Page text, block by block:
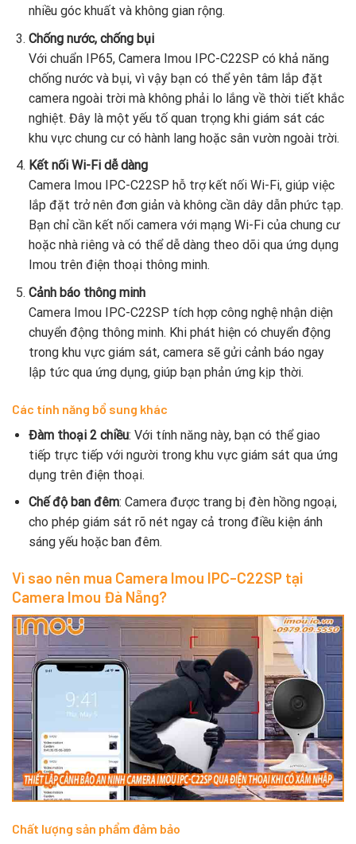
nhiều góc khuất và không gian rộng.
Chống nước, chống bụi
Với chuẩn IP65, Camera Imou IPC-C22SP có khả năng
chống nước và bụi, vì vậy bạn có thể yên tâm lắp đặt
camera ngoài trời mà không phải lo lắng về thời tiết khắc
nghiệt. Đây là một yếu tố quan trọng khi giám sát các
khu vực chung cư có hành lang hoặc sân vườn ngoài trời.
Kết nối Wi-Fi dễ dàng
Camera Imou IPC-C22SP hỗ trợ kết nối Wi-Fi, giúp việc
lắp đặt trở nên đơn giản và không cần dây dẫn phức tạp.
Bạn chỉ cần kết nối camera với mạng Wi-Fi của chung cư
hoặc nhà riêng và có thể dễ dàng theo dõi qua ứng dụng
Imou trên điện thoại thông minh.
Cảnh báo thông minh
Camera Imou IPC-C22SP tích hợp công nghệ nhận diện
chuyển động thông minh. Khi phát hiện có chuyển động
trong khu vực giám sát, camera sẽ gửi cảnh báo ngay
lập tức qua ứng dụng, giúp bạn phản ứng kịp thời.
Các tính năng bổ sung khác
Đàm thoại 2 chiều: Với tính năng này, bạn có thể giao
tiếp trực tiếp với người trong khu vực giám sát qua ứng
dụng trên điện thoại.
Chế độ ban đêm: Camera được trang bị đèn hồng ngoại,
cho phép giám sát rõ nét ngay cả trong điều kiện ánh
sáng yếu hoặc ban đêm.
Vì sao nên mua Camera Imou IPC-C22SP tại
Camera Imou Đà Nẵng?
Chất lượng sản phẩm đảm bảo